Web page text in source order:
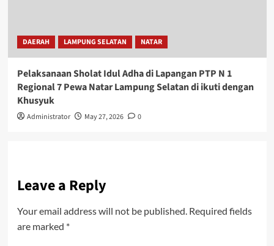
DAERAH LAMPUNG SELATAN NATAR
Pelaksanaan Sholat Idul Adha di Lapangan PTP N 1
Regional 7 Pewa Natar Lampung Selatan di ikuti dengan
Khusyuk
Administrator May 27, 2026 0
Leave a Reply
Your email address will not be published. Required fields
are marked *